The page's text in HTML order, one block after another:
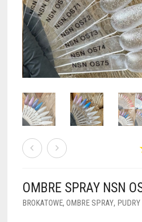
PUDRY BROKATOWE
PUDRY Z DROBINKAMI
PUDRY KOLOR PUR
PUDRY BUDUJĄCE
PUDRY DO FRENCH
PUDRY GALAXY
PUDRY SPARKLE
PUDRY TERMICZNE
PUDRY ŚWIECĄCE
FOIL DIP
KOSZYK
OMBRE SPRAY NSN
BROKATOWE, OMBRE SPRAY, PUDRY